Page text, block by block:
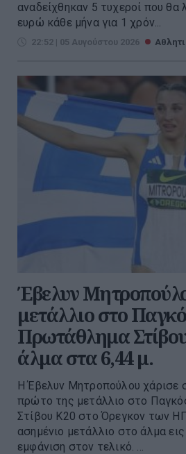
αναδείχθηκαν 5 τυχεροί που
ευρώ κάθε μήνα για 1 χρόν...
22:52 | 05 Αυγούστου 2026
Έβελυν
μετάλλιο στο
Πρωτάθλημα
άλμα στα 6,44 μ.
Η Έβελυν Μητροπούλου χάρισε
πρώτο της μετάλλιο στο
Στίβου Κ20 στο Όρεγκον των
ασημένιο μετάλλιο στο άλμα
εμφάνιση στον τελικό. ...